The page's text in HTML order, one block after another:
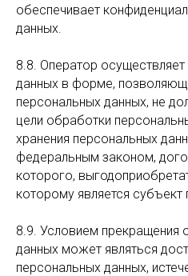
обеспечивает
данных.
8.8. Оператор
данных в форме,
персональных данных, не
цели обработки
хранения персональных
федеральным законом,
которого,
которому является
8.9. Условием прекращения
данных может являться
персональных данных,